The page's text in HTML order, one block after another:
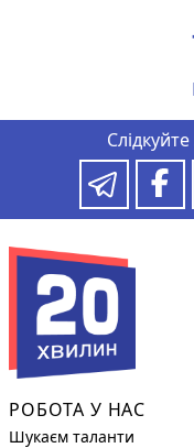
РОБОТА У НАС
Шукаєм таланти